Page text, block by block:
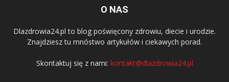
O NAS
Dlazdrowia24.pl to blog poświęcony zdrowiu, diecie i urodzie.
Znajdziesz tu mnóstwo artykułów i ciekawych porad.
Skontaktuj się z nami: kontakt@dlazdrowia24.pl